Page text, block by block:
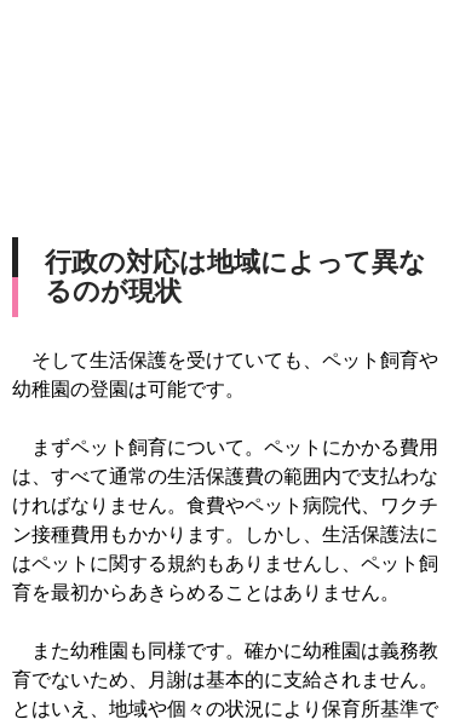
行政の対応は地域によって異な
るのが現状
そして生活保護を受けていても、ペット飼育や
幼稚園の登園は可能です。
まずペット飼育について。ペットにかかる費用
は、すべて通常の生活保護費の範囲内で支払わな
ければなりません。食費やペット病院代、ワクチ
ン接種費用もかかります。しかし、生活保護法に
はペットに関する規約もありませんし、ペット飼
育を最初からあきらめることはありません。
また幼稚園も同様です。確かに幼稚園は義務教
育でないため、月謝は基本的に支給されません。
とはいえ、地域や個々の状況により保育所基準で